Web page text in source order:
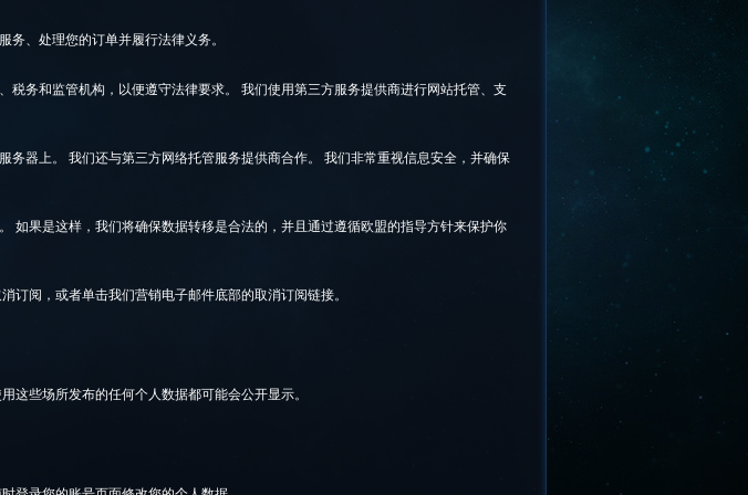
、处理您的订单并履行法律义务。
务和监管机构，以便遵守法律要求。 我们使用第三方服务提供商进行网站托管、支
器上。 我们还与第三方网络托管服务提供商合作。 我们非常重视信息安全，并确保
如果是这样，我们将确保数据转移是合法的，并且通过遵循欧盟的指导方针来保护你
订阅，或者单击我们营销电子邮件底部的取消订阅链接。
这些场所发布的任何个人数据都可能会公开显示。